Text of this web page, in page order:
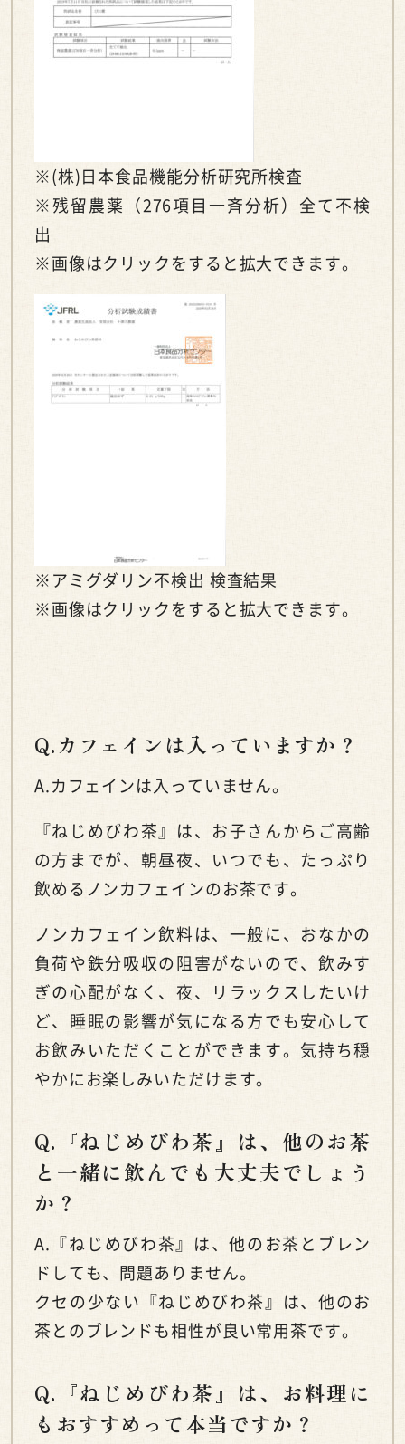
※(株)日本食品機能分析研究所検査
※残留農薬（276項目一斉分析）全て不検
出
※画像はクリックをすると拡大できます。
※アミグダリン不検出 検査結果
※画像はクリックをすると拡大できます。
Q.カフェインは入っていますか？
A.カフェインは入っていません。
『ねじめびわ茶』は、お子さんからご高齢
の方までが、朝昼夜、いつでも、たっぷり
飲めるノンカフェインのお茶です。
ノンカフェイン飲料は、一般に、おなかの
負荷や鉄分吸収の阻害がないので、飲みす
ぎの心配がなく、夜、リラックスしたいけ
ど、睡眠の影響が気になる方でも安心して
お飲みいただくことができます。気持ち穏
やかにお楽しみいただけます。
Q.『ねじめびわ茶』は、他のお茶
と一緒に飲んでも大丈夫でしょう
か？
A.『ねじめびわ茶』は、他のお茶とブレン
ドしても、問題ありません。
クセの少ない『ねじめびわ茶』は、他のお
茶とのブレンドも相性が良い常用茶です。
Q.『ねじめびわ茶』は、お料理に
もおすすめって本当ですか？